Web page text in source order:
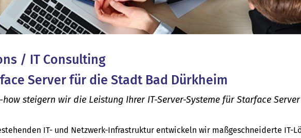
/ IT Consulting
Server für die Stadt Bad Dürkheim
steigern wir die Leistung Ihrer IT-Server-Systeme für Starface
IT- und Netzwerk-Infrastruktur entwickeln wir maßgeschneiderte IT-